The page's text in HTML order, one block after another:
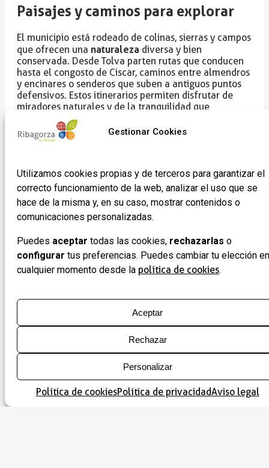
Gestionar Cookies
Utilizamos cookies propias y de terceros para garantizar el
correcto funcionamiento de la web, analizar el uso que se
hace de la misma y, en su caso, mostrar contenidos o
comunicaciones personalizadas.
Puedes aceptar todas las cookies, rechazarlas o
configurar tus preferencias. Puedes cambiar tu elección en
cualquier momento desde la política de cookies.
Aceptar
Rechazar
Personalizar
Política de cookiesPolítica de privacidadAviso legal
Paisajes y caminos para explorar
El municipio está rodeado de colinas, sierras y campos
que ofrecen una naturaleza diversa y bien
conservada. Desde Tolva parten rutas que conducen
hasta el congosto de Ciscar, caminos entre almendros
y encinares o senderos que suben a antiguos puntos
defensivos. Estos itinerarios permiten disfrutar de
miradores naturales y de la tranquilidad que
caracteriza a la zona.
Los aficionados al senderismo y la bicicleta
estación.
Fiestas y tradiciones
Primer y segundo domingo de Pascua de
Resurrección: fiestas mayores
En este municipio...
Qué ver